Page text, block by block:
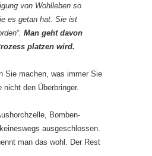
von Wohlleben so
es getan hat. Sie ist
Man geht davon
platzen wird.
Sie machen, was immer Sie
den Überbringer.
Bomben-
ausgeschlossen.
man das wohl. Der Rest